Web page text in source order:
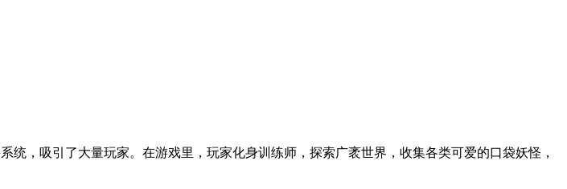
统，吸引了大量玩家。在游戏里，玩家化身训练师，探索广袤世界，收集各类可爱的口袋妖怪，